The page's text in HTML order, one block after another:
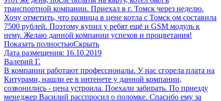
транспортной компании. Приехал в г. Томск через неделю.
Хочу отметить, что разница в цене котла с Томск ом составила
7500 рублей. Поэтому купил у ребят ещё и GSM модуль к
нему. Желаю данной компании успехов и процветания!
Показать полностьюСкрыть
Дата размещения: 16.10.2019
Валерий Г.
В компании работают профессионалы. У нас сгорела плата на
Китурами, нашли ее в интенете у данной компании,
созвонились - цена устроила. Поехали забирать. По приезду
менеджер Василий расспросил о поломке. Спасибо ему за